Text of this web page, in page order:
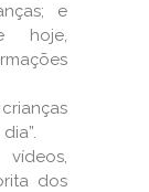
e
hoje,
dos